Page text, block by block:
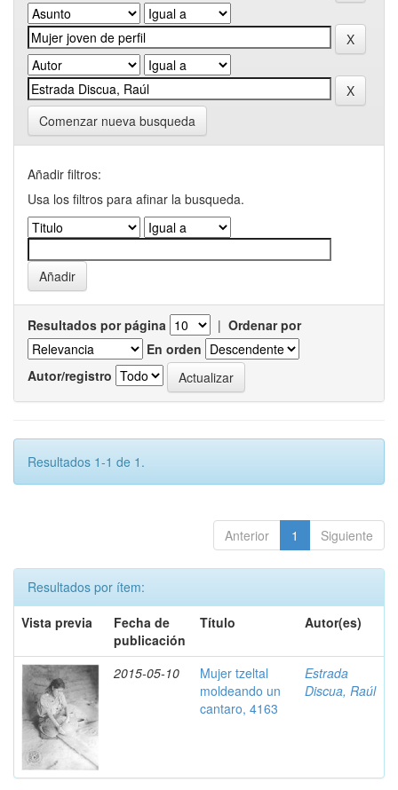
Comenzar nueva busqueda
Añadir filtros:
Usa los filtros para afinar la busqueda.
Resultados por página | Ordenar por
En orden
Autor/registro
Resultados 1-1 de 1.
Anterior 1 Siguiente
Resultados por ítem:
Vista previa
Fecha de
publicación
Título Autor(es)
2015-05-10
Mujer tzeltal
moldeando un
cantaro, 4163
Estrada
Discua, Raúl